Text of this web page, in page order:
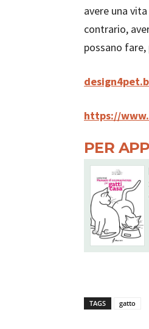
avere una
contrario,
possano
https://
PER
TAGS gatto